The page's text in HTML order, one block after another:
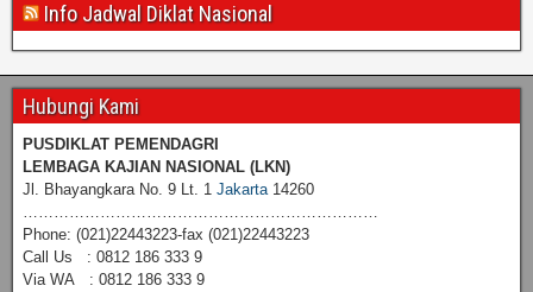
Info Jadwal Diklat Nasional
Hubungi Kami
PUSDIKLAT PEMENDAGRI
LEMBAGA KAJIAN NASIONAL (LKN)
Jl. Bhayangkara No. 9 Lt. 1 Jakarta14260
……………………………………………………………
Phone: (021)22443223-fax (021)22443223
Call Us : 0812 186 333 9
Via WA : 0812 186 333 9